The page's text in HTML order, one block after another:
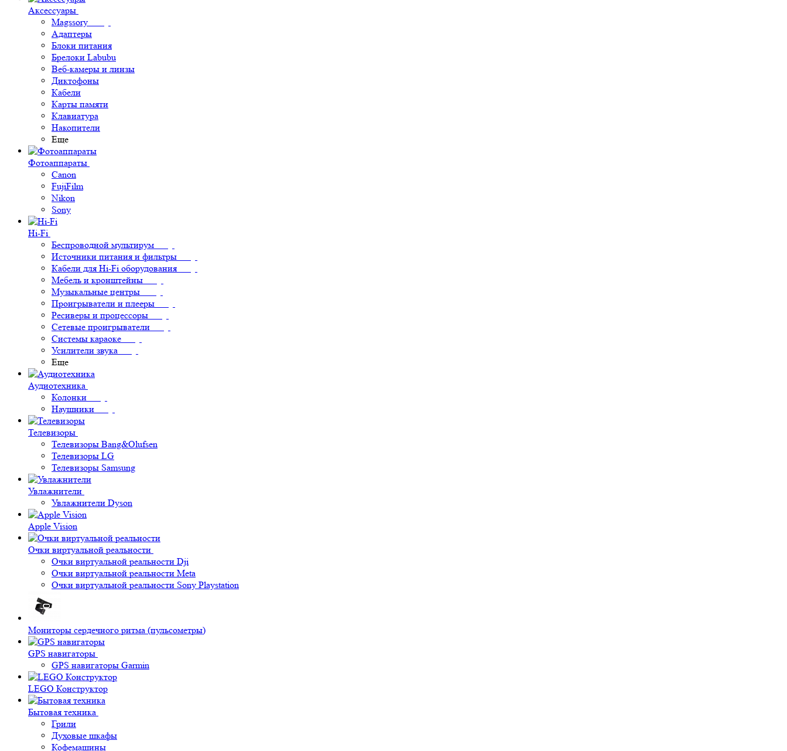
Аксессуары
Magssory
Адаптеры
Блоки питания
Брелоки Labubu
Веб-камеры и линзы
Диктофоны
Кабели
Карты памяти
Клавиатура
Накопители
Еще
Фотоаппараты
Canon
FujiFilm
Nikon
Sony
Hi-Fi
Беспроводной мультирум
Источники питания и фильтры
Кабели для Hi-Fi оборудования
Мебель и кронштейны
Музыкальные центры
Проигрыватели и плееры
Ресиверы и процессоры
Сетевые проигрыватели
Системы караоке
Усилители звука
Еще
Аудиотехника
Колонки
Наушники
Телевизоры
Телевизоры Bang&Olufsen
Телевизоры LG
Телевизоры Samsung
Увлажнители
Увлажнители Dyson
Apple Vision
Очки виртуальной реальности
Очки виртуальной реальности Dji
Очки виртуальной реальности Meta
Очки виртуальной реальности Sony Playstation
Мониторы сердечного ритма (пульсометры)
GPS навигаторы
GPS навигаторы Garmin
LEGO Конструктор
Бытовая техника
Грили
Духовые шкафы
Кофемашины